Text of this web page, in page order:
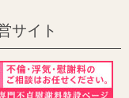
サイト